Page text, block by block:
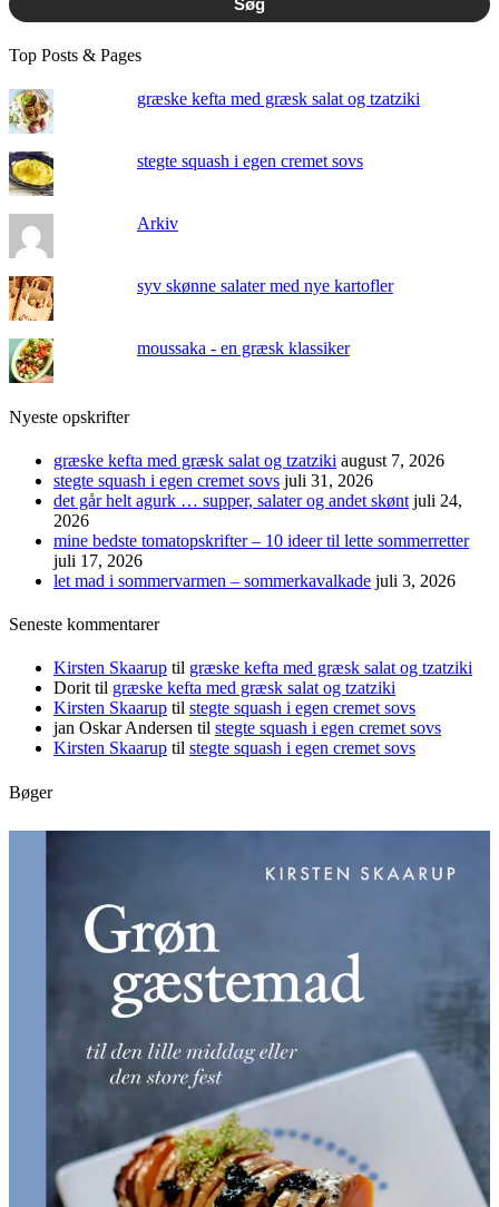
Top Posts & Pages
græske kefta med græsk salat og tzatziki
stegte squash i egen cremet sovs
Arkiv
syv skønne salater med nye kartofler
moussaka - en græsk klassiker
Nyeste opskrifter
græske kefta med græsk salat og tzatziki august 7, 2026
stegte squash i egen cremet sovs juli 31, 2026
det går helt agurk … supper, salater og andet skønt juli 24,
2026
mine bedste tomatopskrifter – 10 ideer til lette sommerretter
juli 17, 2026
let mad i sommervarmen – sommerkavalkade juli 3, 2026
Seneste kommentarer
Kirsten Skaarup til græske kefta med græsk salat og tzatziki
Dorit til græske kefta med græsk salat og tzatziki
Kirsten Skaarup til stegte squash i egen cremet sovs
jan Oskar Andersen til stegte squash i egen cremet sovs
Kirsten Skaarup til stegte squash i egen cremet sovs
Bøger